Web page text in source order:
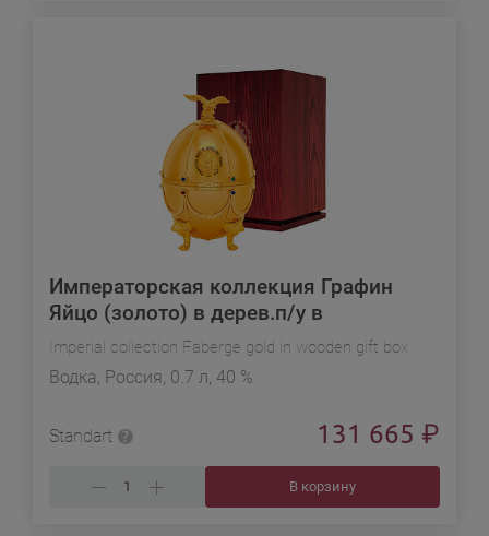
Императорская коллекция Графин
Яйцо (золото) в дерев.п/у в
подарочной упаковке
Imperial collection Faberge gold in wooden gift box
Водка, Россия, 0.7 л, 40 %
Standart 131 665 ₽
В корзину